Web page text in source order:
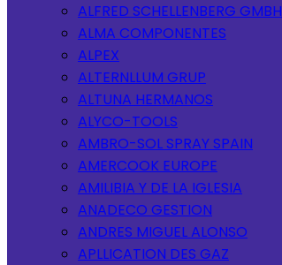
ALFRED SCHELLENBERG GMBH
ALMA COMPONENTES
ALPEX
ALTERNLLUM GRUP
ALTUNA HERMANOS
ALYCO-TOOLS
AMBRO-SOL SPRAY SPAIN
AMERCOOK EUROPE
AMILIBIA Y DE LA IGLESIA
ANADECO GESTION
ANDRES MIGUEL ALONSO
APLLICATION DES GAZ